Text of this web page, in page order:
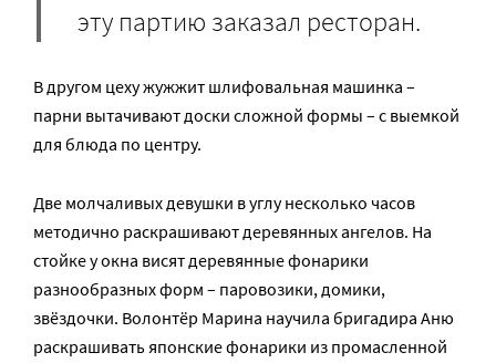
эту партию заказал ресторан.
В другом цеху жужжит шлифовальная машинка –
парни вытачивают доски сложной формы – с выемкой
для блюда по центру.
Две молчаливых девушки в углу несколько часов
методично раскрашивают деревянных ангелов. На
стойке у окна висят деревянные фонарики
разнообразных форм – паровозики, домики,
звёздочки. Волонтёр Марина научила бригадира Аню
раскрашивать японские фонарики из промасленной